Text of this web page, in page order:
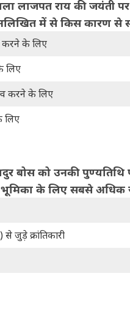
लाजपत राय की जयंती
में से किस कारण से
करने के लिए
लिए
करने के लिए
लिए
बोस को उनकी पुण्यतिथि
भूमिका के लिए सबसे अधिक
जुड़े क्रांतिकारी